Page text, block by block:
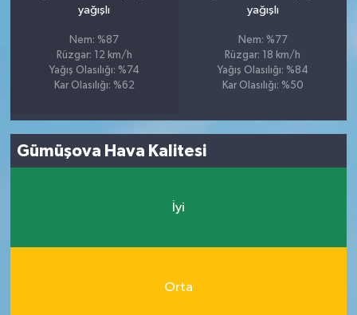
yağışlı
Nem: %87
Rüzgar: 12 km/h
Yağış Olasılığı: %74
Kar Olasılığı: %62
yağışlı
Nem: %77
Rüzgar: 18 km/h
Yağış Olasılığı: %84
Kar Olasılığı: %50
Gümüşova Hava Kalitesi
İyi
Orta